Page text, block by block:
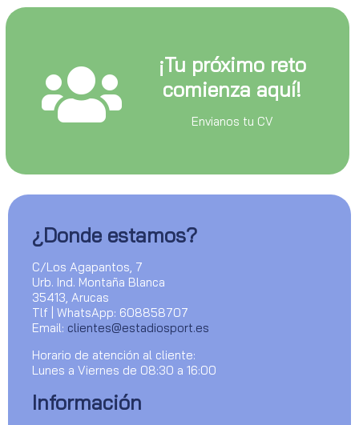
¡Tu próximo reto
comienza aquí!
Envianos tu CV
¿Donde estamos?
C/Los Agapantos, 7
Urb. Ind. Montaña Blanca
35413, Arucas
Tlf | WhatsApp: 608858707
Email: clientes@estadiosport.es
Horario de atención al cliente:
Lunes a Viernes de 08:30 a 16:00
Información